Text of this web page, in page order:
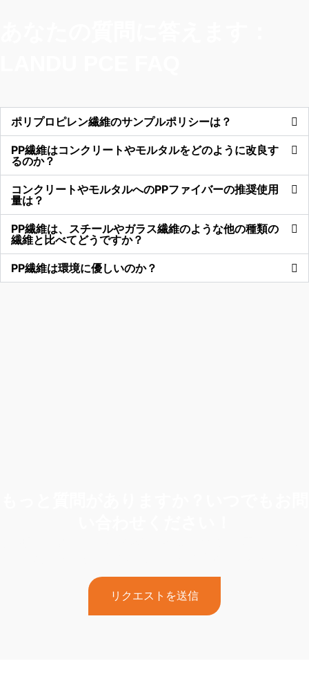
ポリプロピレン繊維のサンプルポリシーは？
PP繊維はコンクリートやモルタルをどのように改良す
るのか？
コンクリートやモルタルへのPPファイバーの推奨使用
量は？
PP繊維は、スチールやガラス繊維のような他の種類の
繊維と比べてどうですか？
PP繊維は環境に優しいのか？
リクエストを送信